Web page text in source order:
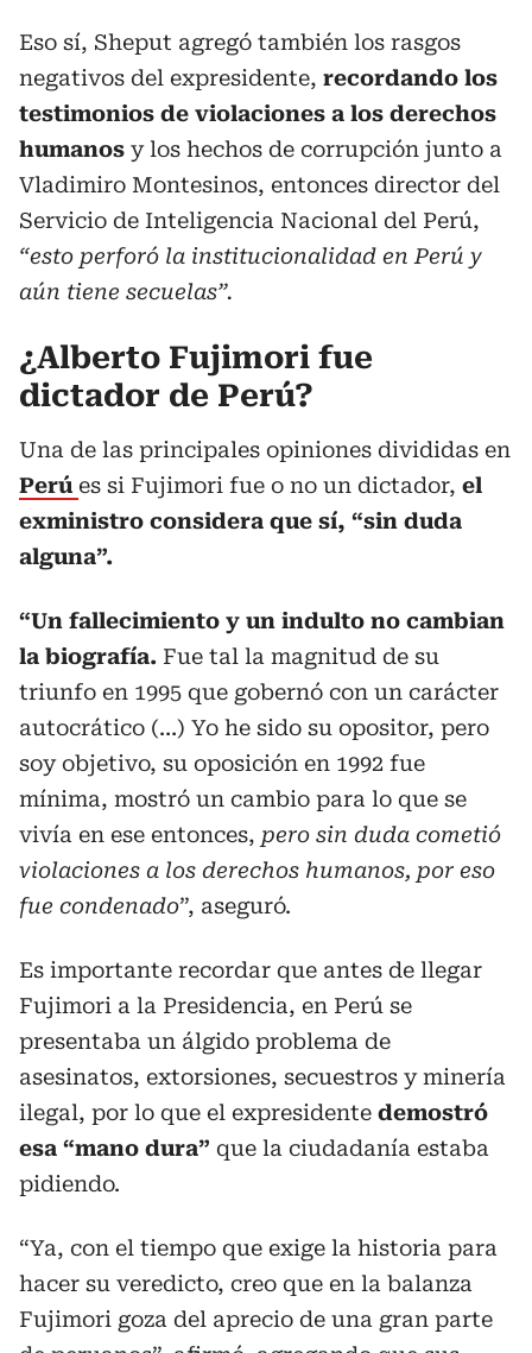
Eso sí, Sheput agregó también los rasgos
negativos del expresidente, recordando los
testimonios de violaciones a los derechos
humanos y los hechos de corrupción junto a
Vladimiro Montesinos, entonces director del
Servicio de Inteligencia Nacional del Perú,
“esto perforó la institucionalidad en Perú y
aún tiene secuelas”.
¿Alberto Fujimori fue
dictador de Perú?
Una de las principales opiniones divididas en
Perú es si Fujimori fue o no un dictador, el
exministro considera que sí, “sin duda
alguna”.
“Un fallecimiento y un indulto no cambian
la biografía. Fue tal la magnitud de su
triunfo en 1995 que gobernó con un carácter
autocrático (…) Yo he sido su opositor, pero
soy objetivo, su oposición en 1992 fue
mínima, mostró un cambio para lo que se
vivía en ese entonces, pero sin duda cometió
violaciones a los derechos humanos, por eso
fue condenado”, aseguró.
Es importante recordar que antes de llegar
Fujimori a la Presidencia, en Perú se
presentaba un álgido problema de
asesinatos, extorsiones, secuestros y minería
ilegal, por lo que el expresidente demostró
esa “mano dura” que la ciudadanía estaba
pidiendo.
“Ya, con el tiempo que exige la historia para
hacer su veredicto, creo que en la balanza
Fujimori goza del aprecio de una gran parte